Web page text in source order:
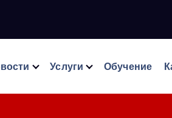
Услуги Обучение